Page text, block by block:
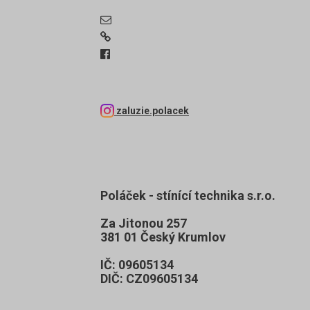
zaluzie.polacek
Poláček - stínící technika s.r.o.
Za Jitonou 257
381 01 Český Krumlov
IČ: 09605134
DIČ: CZ09605134